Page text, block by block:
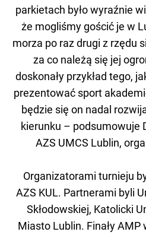
parkietach było wyraźnie
że mogliśmy gościć je w
morza po raz drugi z rzędu
za co należą się jej
doskonały przykład tego,
prezentować sport
będzie się on nadal
kierunku – podsumowuje
AZS UMCS Lublin,
Organizatorami turnieju
AZS KUL. Partnerami byli
Skłodowskiej, Katolicki
Miasto Lublin. Finały AMP